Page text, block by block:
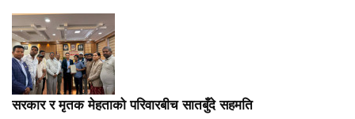
सरकार र मृतक मेहताको परिवारबीच सातबुँदे सहमति